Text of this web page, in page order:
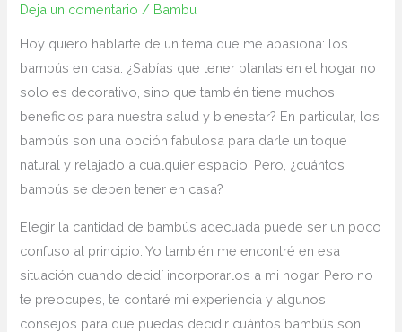
Deja un comentario / Bambu
Hoy quiero​ hablarte de⁣ un tema que me ‍apasiona: los
bambús‍ en casa. ⁣¿Sabías que tener plantas ‍en el ​hogar no
solo es decorativo, sino que también tiene muchos
beneficios para nuestra salud y bienestar? En particular, los
bambús son una opción fabulosa para darle un toque
natural ⁤y⁤ relajado a cualquier espacio. Pero, ¿cuántos
bambús se deben‌ tener en‍ casa?
Elegir la cantidad de bambús adecuada puede⁢ ser un poco
confuso al principio. Yo también me encontré en esa
situación cuando decidí incorporarlos a mi hogar. Pero no
te preocupes, te contaré mi experiencia y algunos
consejos para que puedas decidir cuántos bambús son